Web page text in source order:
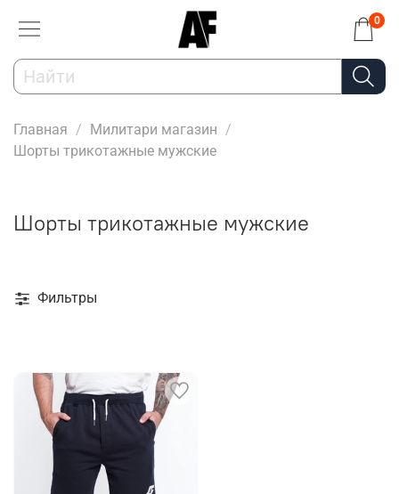
0
Главная
Милитари магазин
Шорты трикотажные мужские
Шорты трикотажные мужские
Фильтры